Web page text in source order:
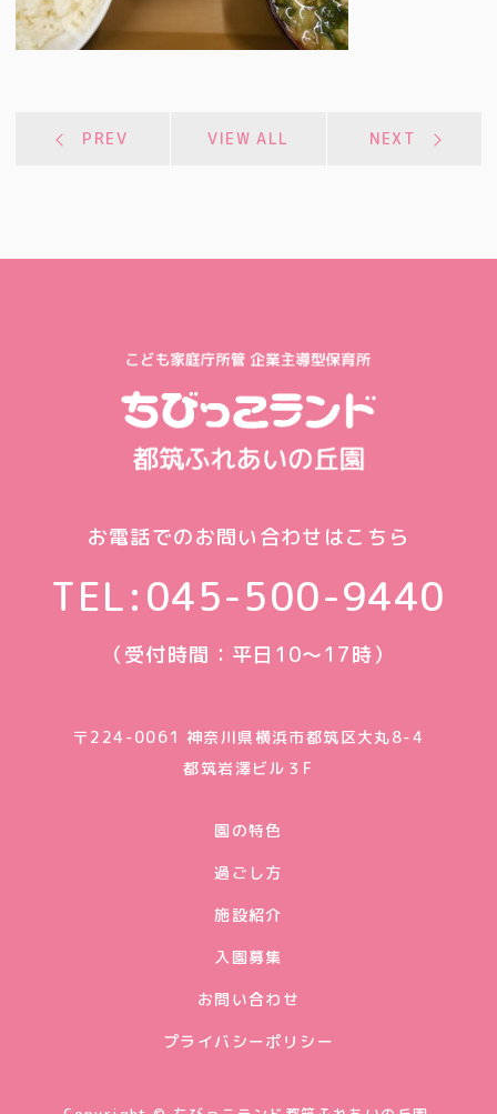
PREV VIEW ALL NEXT
お電話でのお問い合わせはこちら
TEL:045-500-9440
（受付時間：平日10〜17時）
〒224-0061 神奈川県横浜市都筑区大丸8-4
都筑岩澤ビル３F
園の特色
過ごし方
施設紹介
入園募集
お問い合わせ
プライバシーポリシー